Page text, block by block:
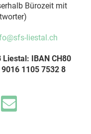
Bürozeit mit
liestal.ch
Liestal: IBAN CH80
1105 7532 8